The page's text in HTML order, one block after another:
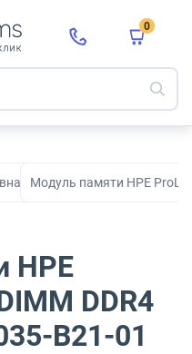
0
модернизации
память
Модуль памяти HPE
HPE
DDR4
B21-01